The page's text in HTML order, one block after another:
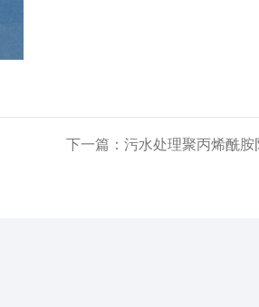
下一篇：污水处理聚丙烯酰